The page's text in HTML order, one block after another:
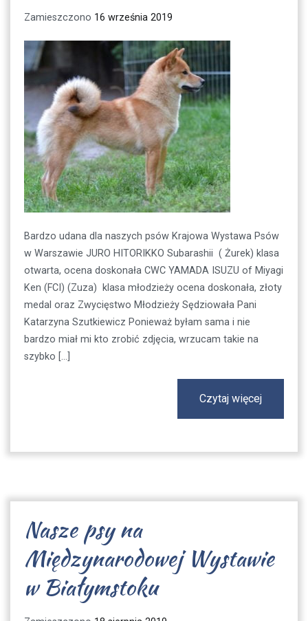
Zamieszczono 16 września 2019
Bardzo udana dla naszych psów Krajowa Wystawa Psów
w Warszawie JURO HITORIKKO Subarashii ( Żurek) klasa
otwarta, ocena doskonała CWC YAMADA ISUZU of Miyagi
Ken (FCI) (Zuza) klasa młodzieży ocena doskonała, złoty
medal oraz Zwycięstwo Młodzieży Sędziowała Pani
Katarzyna Szutkiewicz Ponieważ byłam sama i nie
bardzo miał mi kto zrobić zdjęcia, wrzucam takie na
szybko […]
Czytaj więcej
Nasze psy na
Międzynarodowej Wystawie
w Białymstoku